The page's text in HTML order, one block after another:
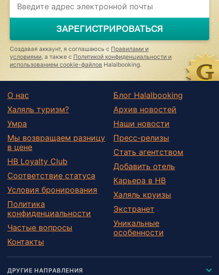
you
ignore
this
field
ЗАРЕГИСТРИРОВАТЬСЯ
Создавая аккаунт, я соглашаюсь с Правилами и
условиями , а также с Политикой конфиденциальности и
использованием cookie-файлов Halalbooking.
О нас
Халяль туризм?
Умра
Мы возвращаем разницу
в цене
HB Loyalty Club
Соответствие статуса
Условия бронирования
Политика
конфиденциальности
Частые вопросы
Контакты
Блог Halalbooking
Архив новостей
Наши новости
Пресс-релизы
Стать агентством
Добавить отель
Карьера в HB
Халяль круизы
Экстранет
Уникальные
особенности
ДРУГИЕ НАПРАВЛЕНИЯ